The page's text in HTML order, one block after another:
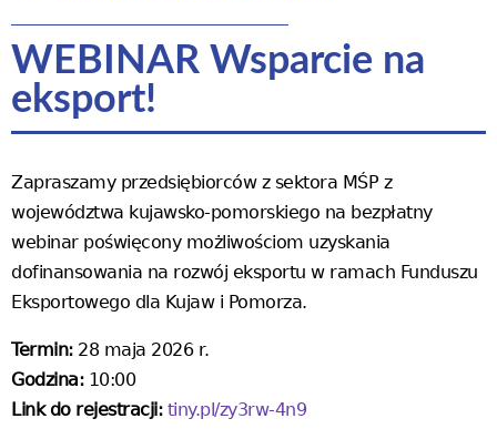
WEBINAR Wsparcie na
eksport!
Zapraszamy przedsiębiorców z sektora MŚP z
województwa kujawsko-pomorskiego na bezpłatny
webinar poświęcony możliwościom uzyskania
dofinansowania na rozwój eksportu w ramach Funduszu
Eksportowego dla Kujaw i Pomorza.
Termin:28 maja 2026 r.
Godzina:10:00
Link do rejestracji: tiny.pl/zy3rw-4n9